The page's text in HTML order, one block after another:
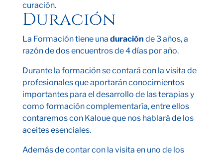
curación.
Duración
La Formación tiene una duración de 3 años, a
razón de dos encuentros de 4 días por año.
Durante la formación se contará con la visita de
profesionales que aportarán conocimientos
importantes para el desarrollo de las terapias y
como formación complementaría, entre ellos
contaremos con Kaloue que nos hablará de los
aceites esenciales.
Además de contar con la visita en uno de los